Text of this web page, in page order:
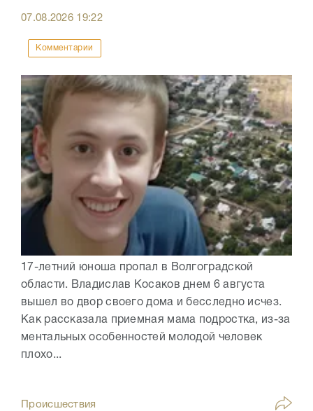
07.08.2026 19:22
Комментарии
17-летний юноша пропал в Волгоградской
области. Владислав Косаков днем 6 августа
вышел во двор своего дома и бесследно исчез.
Как рассказала приемная мама подростка, из-за
ментальных особенностей молодой человек
плохо...
Происшествия